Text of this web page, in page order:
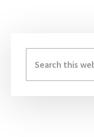
Sidebar
this
website